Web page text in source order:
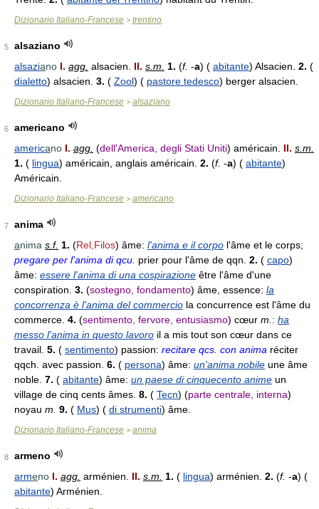
Dizionario Italiano-Francese > trentino
5
alsaziano
alsaziano I. agg. alsacien. II. s.m. 1. (f. -a) ( abitante) Alsacien. 2. (
dialetto) alsacien. 3. ( Zool) ( pastore tedesco) berger alsacien.
Dizionario Italiano-Francese > alsaziano
6
americano
americano I. agg. (dell'America, degli Stati Uniti) américain. II. s.m.
1. ( lingua) américain, anglais américain. 2. (f. -a) ( abitante)
Américain.
Dizionario Italiano-Francese > americano
7
anima
anima s.f. 1. (Rel,Filos) âme: l'anima e il corpo l'âme et le corps;
pregare per l'anima di qcu. prier pour l'âme de qqn. 2. ( capo)
âme: essere l'anima di una cospirazione être l'âme d'une
conspiration. 3. (sostegno, fondamento) âme, essence: la
concorrenza è l'anima del commercio la concurrence est l'âme du
commerce. 4. (sentimento, fervore, entusiasmo) cœur m. : ha
messo l'anima in questo lavoro il a mis tout son cœur dans ce
travail. 5. ( sentimento) passion: recitare qcs. con anima réciter
qqch. avec passion. 6. ( persona) âme: un'anima nobile une âme
noble. 7. ( abitante) âme: un paese di cinquecento anime un
village de cinq cents âmes. 8. ( Tecn) (parte centrale, interna)
noyau m. 9. ( Mus) ( di strumenti) âme.
Dizionario Italiano-Francese > anima
8
armeno
armeno I. agg. arménien. II. s.m. 1. ( lingua) arménien. 2. (f. -a) (
abitante) Arménien.